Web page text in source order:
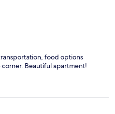
food options
Beautiful apartment!